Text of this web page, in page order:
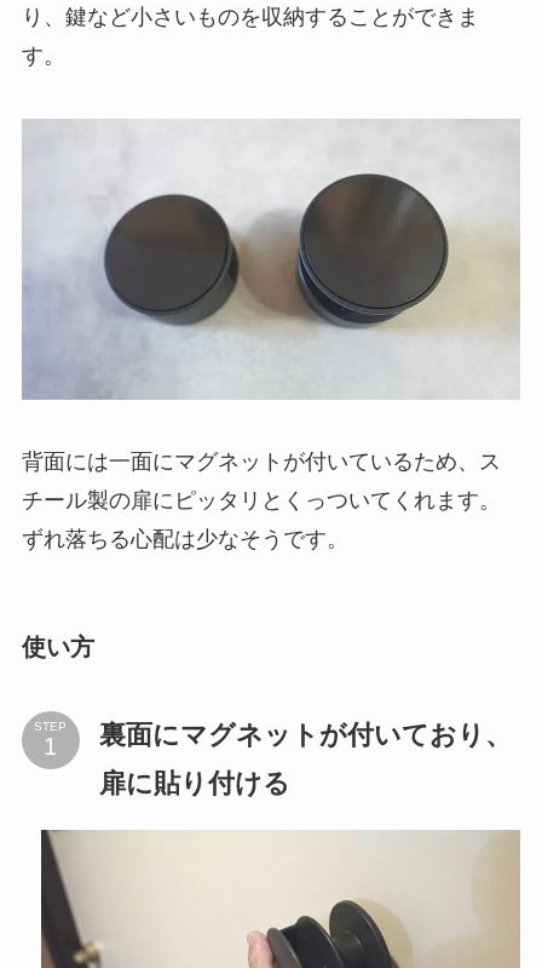
り、鍵など小さいものを収納することができま
す。
背面には一面にマグネットが付いているため、ス
チール製の扉にピッタリとくっついてくれます。
ずれ落ちる心配は少なそうです。
使い方
STEP
裏面にマグネットが付いており、
扉に貼り付ける